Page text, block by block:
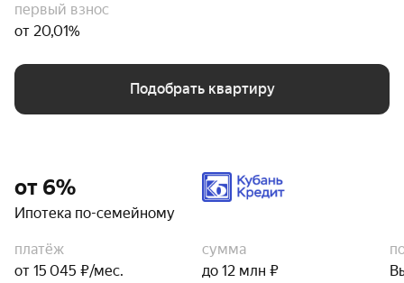
первый взнос
от 20,01%
Подобрать квартиру
от 6%
Ипотека по-семейному
платёж
от 15 045 ₽/мес.
сумма
до 12 млн ₽